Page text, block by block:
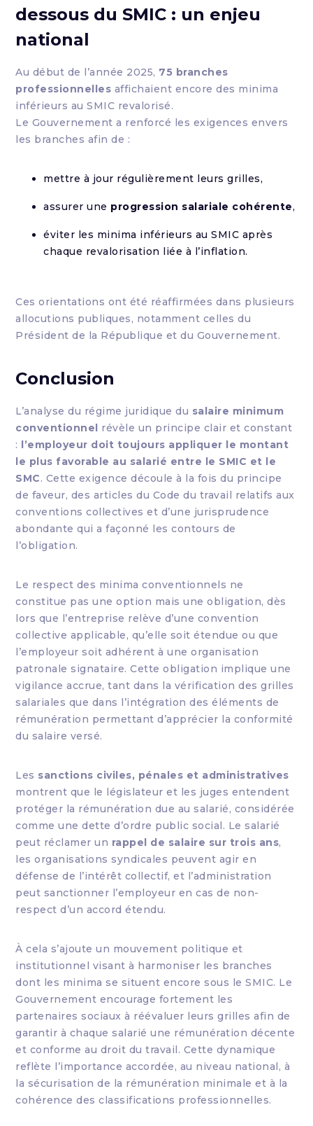
dessous du SMIC : un enjeu
national
Au début de l’année 2025, 75 branches
professionnelles affichaient encore des minima
inférieurs au SMIC revalorisé.
Le Gouvernement a renforcé les exigences envers
les branches afin de :
mettre à jour régulièrement leurs grilles,
assurer une progression salariale cohérente,
éviter les minima inférieurs au SMIC après
chaque revalorisation liée à l’inflation.
Ces orientations ont été réaffirmées dans plusieurs
allocutions publiques, notamment celles du
Président de la République et du Gouvernement.
Conclusion
L’analyse du régime juridique du salaire minimum
conventionnel révèle un principe clair et constant
: l’employeur doit toujours appliquer le montant
le plus favorable au salarié entre le SMIC et le
SMC. Cette exigence découle à la fois du principe
de faveur, des articles du Code du travail relatifs aux
conventions collectives et d’une jurisprudence
abondante qui a façonné les contours de
l’obligation.
Le respect des minima conventionnels ne
constitue pas une option mais une obligation, dès
lors que l’entreprise relève d’une convention
collective applicable, qu’elle soit étendue ou que
l’employeur soit adhérent à une organisation
patronale signataire. Cette obligation implique une
vigilance accrue, tant dans la vérification des grilles
salariales que dans l’intégration des éléments de
rémunération permettant d’apprécier la conformité
du salaire versé.
Les sanctions civiles, pénales et administratives
montrent que le législateur et les juges entendent
protéger la rémunération due au salarié, considérée
comme une dette d’ordre public social. Le salarié
peut réclamer un rappel de salaire sur trois ans,
les organisations syndicales peuvent agir en
défense de l’intérêt collectif, et l’administration
peut sanctionner l’employeur en cas de non-
respect d’un accord étendu.
À cela s’ajoute un mouvement politique et
institutionnel visant à harmoniser les branches
dont les minima se situent encore sous le SMIC. Le
Gouvernement encourage fortement les
partenaires sociaux à réévaluer leurs grilles afin de
garantir à chaque salarié une rémunération décente
et conforme au droit du travail. Cette dynamique
reflète l’importance accordée, au niveau national, à
la sécurisation de la rémunération minimale et à la
cohérence des classifications professionnelles.